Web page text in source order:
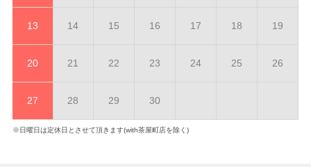
13 14 15 16 17 18 19
20 21 22 23 24 25 26
27 28 29 30
※日曜日は定休日とさせて頂きます(with茶屋町店を除く)